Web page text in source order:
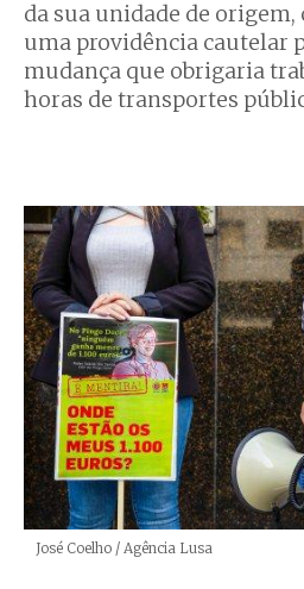
da sua unidade de origem,
uma providência cautelar
mudança que obrigaria
horas de transportes
Créditos
José Coelho / Agência Lusa